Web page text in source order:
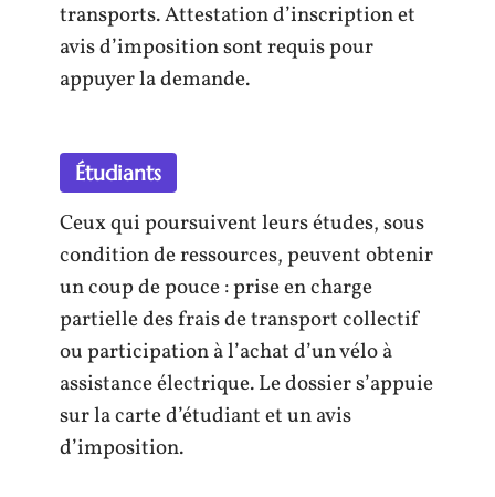
transports. Attestation d’inscription et
avis d’imposition sont requis pour
appuyer la demande.
Étudiants
Ceux qui poursuivent leurs études, sous
condition de ressources, peuvent obtenir
un coup de pouce : prise en charge
partielle des frais de transport collectif
ou participation à l’achat d’un vélo à
assistance électrique. Le dossier s’appuie
sur la carte d’étudiant et un avis
d’imposition.